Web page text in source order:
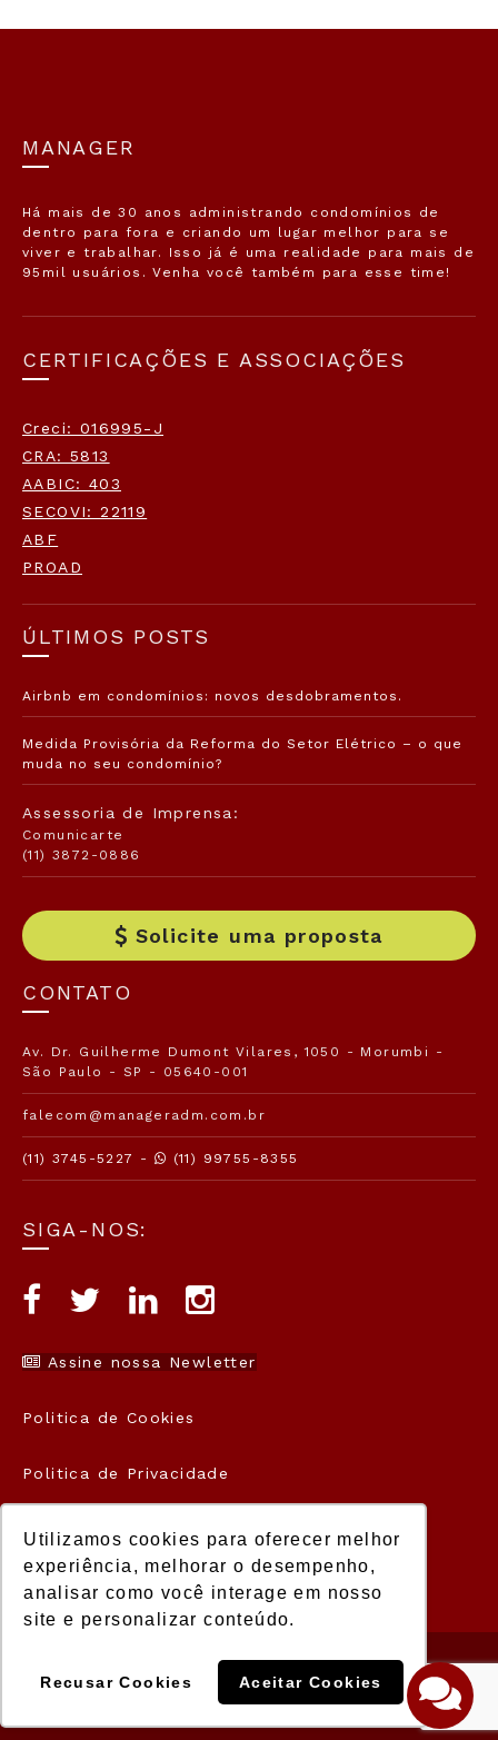
Utilizamos cookies para oferecer melhor
experiência, melhorar o desempenho,
analisar como você interage em nosso
site e personalizar conteúdo.
Recusar Cookies Aceitar Cookies
MANAGER
Há mais de 30 anos administrando condomínios de
dentro para fora e criando um lugar melhor para se
viver e trabalhar. Isso já é uma realidade para mais de
95mil usuários. Venha você também para esse time!
CERTIFICAÇÕES E ASSOCIAÇÕES
Creci: 016995-J
CRA: 5813
AABIC: 403
SECOVI: 22119
ABF
PROAD
ÚLTIMOS POSTS
Airbnb em condomínios: novos desdobramentos.
Medida Provisória da Reforma do Setor Elétrico – o que
muda no seu condomínio?
Assessoria de Imprensa:
Comunicarte
(11) 3872-0886
Solicite uma proposta
CONTATO
Av. Dr. Guilherme Dumont Vilares, 1050 - Morumbi -
São Paulo - SP - 05640-001
falecom@manageradm.com.br
(11) 3745-5227 - (11) 99755-8355
SIGA-NOS:
Assine nossa Newletter
Politica de Cookies
Politica de Privacidade
Termos de Uso
© 2021 Manager. Todos os direitos
reservados.